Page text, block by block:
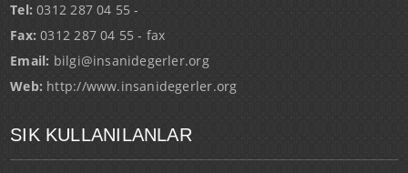
0312 287 04 55 - fax
Email: bilgi@insanidegerler.org
Web:
http://www.insanidegerler.org
SIK KULLANILANLAR